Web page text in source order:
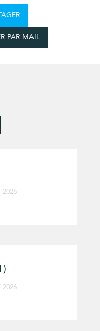
PAR MAIL
2026
2026